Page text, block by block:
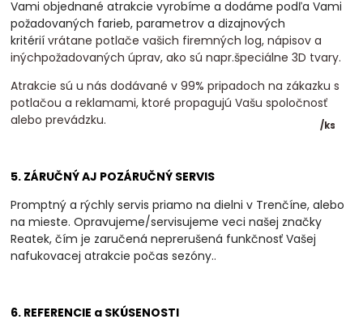
/ks
Vami objednané atrakcie vyrobíme a dodáme podľa Vami
požadovaných farieb, parametrov a dizajnových
kritérií vrátane potlače vašich firemných log, nápisov a
inýchpožadovaných úprav, ako sú napr.špeciálne 3D tvary.
Atrakcie sú u nás dodávané v 99% pripadoch na zákazku s
potlačou a reklamami, ktoré propagujú Vašu spoločnosť
alebo prevádzku.
5. ZÁRUČNÝ AJ POZÁRUČNÝ SERVIS
Promptný a rýchly servis priamo na dielni v Trenčíne, alebo
na mieste. Opravujeme/servisujeme veci našej značky
Reatek, čím je zaručená neprerušená funkčnosť Vašej
nafukovacej atrakcie počas sezóny..
6. REFERENCIE a SKÚSENOSTI